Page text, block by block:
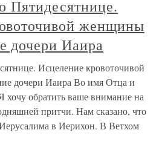
Пятидесятнице.
женщины
дочери Иаира
Исцеление кровоточивой
дочери Иаира Во имя Отца и
обратить ваше внимание на
притчи. Нам сказано, что
в Иерихон. В Ветхом